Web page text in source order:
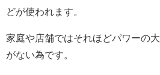
どが使われます。
家庭や店舗ではそれほどパワーの
がない為です。